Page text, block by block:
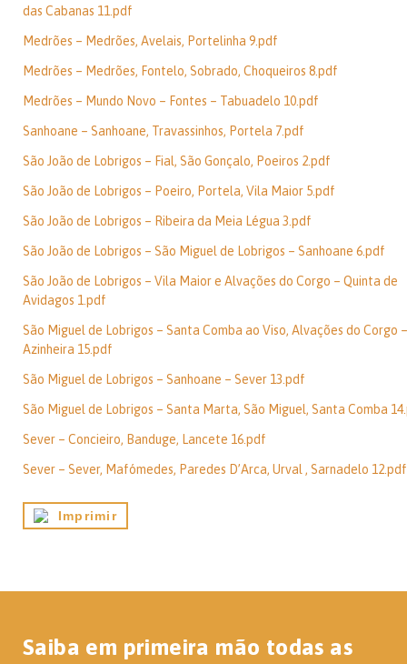
das Cabanas 11.pdf
Medrões – Medrões, Avelais, Portelinha 9.pdf
Medrões – Medrões, Fontelo, Sobrado, Choqueiros 8.pdf
Medrões – Mundo Novo – Fontes – Tabuadelo 10.pdf
Sanhoane – Sanhoane, Travassinhos, Portela 7.pdf
São João de Lobrigos – Fial, São Gonçalo, Poeiros 2.pdf
São João de Lobrigos – Poeiro, Portela, Vila Maior 5.pdf
São João de Lobrigos – Ribeira da Meia Légua 3.pdf
São João de Lobrigos – São Miguel de Lobrigos – Sanhoane 6.pdf
São João de Lobrigos – Vila Maior e Alvações do Corgo – Quinta de
Avidagos 1.pdf
São Miguel de Lobrigos – Santa Comba ao Viso, Alvações do Corgo –
Azinheira 15.pdf
São Miguel de Lobrigos – Sanhoane – Sever 13.pdf
São Miguel de Lobrigos – Santa Marta, São Miguel, Santa Comba
Sever – Concieiro, Banduge, Lancete 16.pdf
Sever – Sever, Mafómedes, Paredes D’Arca, Urval , Sarnadelo 12.pdf
Imprimir
Saiba em primeira mão todas as